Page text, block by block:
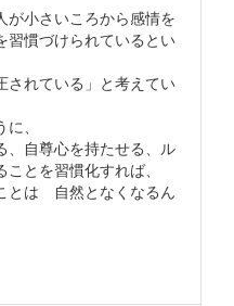
小さいころから感情を
習慣づけられているとい
されている」と考えてい
、
、自尊心を持たせる、ル
とを習慣化すれば、
とは 自然となくなるん